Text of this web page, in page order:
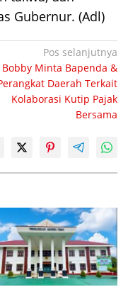
Gubernur. (Adl)
Pos selanjutnya
Bobby Minta Bapenda &
Daerah Terkait
Kolaborasi Kutip Pajak
Bersama